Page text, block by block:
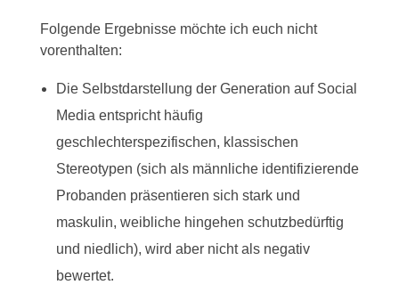
Folgende Ergebnisse möchte ich euch nicht
vorenthalten:
Die Selbstdarstellung der Generation auf Social
Media entspricht häufig
geschlechterspezifischen, klassischen
Stereotypen (sich als männliche identifizierende
Probanden präsentieren sich stark und
maskulin, weibliche hingehen schutzbedürftig
und niedlich), wird aber nicht als negativ
bewertet.